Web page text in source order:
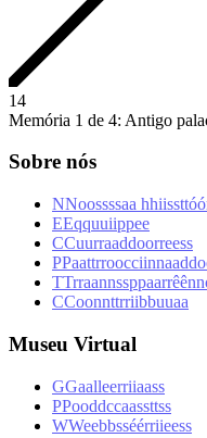
14
Memória 1 de 4: Antigo
Sobre nós
NNoossssaa hhiissttóó
EEqquuiippee
CCuurraaddoorreess
PPaattrroocciinnaaddo
TTrraannssppaarrêênn
CCoonnttrriibbuuaa
Museu Virtual
GGaalleerriiaass
PPooddccaassttss
WWeebbsséérriieess